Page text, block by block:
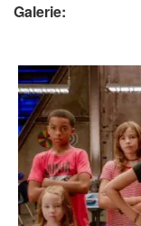
Galerie: